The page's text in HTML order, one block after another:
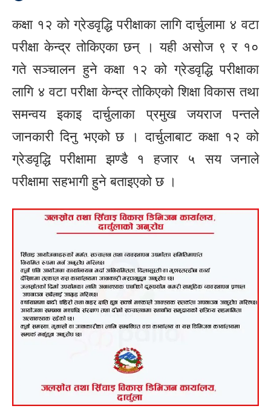
कक्षा १२ को ग्रेडवृद्धि परीक्षाका लागि दार्चुलामा ४ वटा
परीक्षा केन्द्र तोकिएका छन् । यही असोज ९ र १०
गते सञ्चालन हुने कक्षा १२ को ग्रेडवृद्धि परीक्षाका
लागि ४ वटा परीक्षा केन्द्र तोकिएको शिक्षा विकास तथा
समन्वय इकाइ दार्चुलाका प्रमुख जयराज पन्तले
जानकारी दिनु भएको छ । दार्चुलाबाट कक्षा १२ को
ग्रेडवृद्धि परीक्षामा झण्डै १ हजार ५ सय जनाले
परीक्षामा सहभागी हुने बताइएको छ ।